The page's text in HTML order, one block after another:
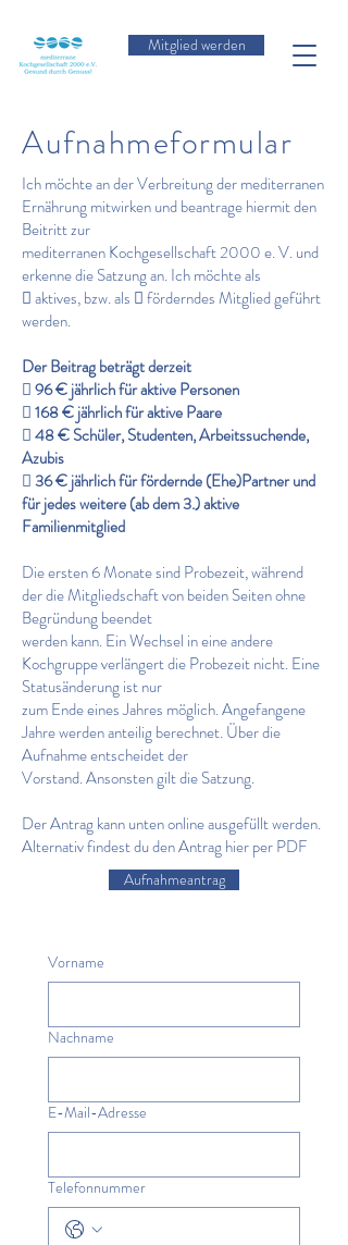
Mitglied werden
Aufnahmeformular
Ich möchte an der Verbreitung der mediterranen
Ernährung mitwirken und beantrage hiermit den
Beitritt zur
mediterranen Kochgesellschaft 2000 e. V. und
erkenne die Satzung an. Ich möchte als
 aktives, bzw. als  förderndes Mitglied geführt
werden.
Der Beitrag beträgt derzeit
 96 € jährlich für aktive Personen
 168 € jährlich für aktive Paare
 48 € Schüler, Studenten, Arbeitssuchende,
Azubis
 36 € jährlich für fördernde (Ehe)Partner und
für jedes weitere (ab dem 3.) aktive
Familienmitglied
Die ersten 6 Monate sind Probezeit, während
der die Mitgliedschaft von beiden Seiten ohne
Begründung beendet
werden kann. Ein Wechsel in eine andere
Kochgruppe verlängert die Probezeit nicht. Eine
Statusänderung ist nur
zum Ende eines Jahres möglich. Angefangene
Jahre werden anteilig berechnet. Über die
Aufnahme entscheidet der
Vorstand. Ansonsten gilt die Satzung.
Der Antrag kann unten online ausgefüllt werden.
Alternativ findest du den Antrag hier per PDF
Aufnahmeantrag
Vorname
Nachname
E-Mail-Adresse
Telefonnummer